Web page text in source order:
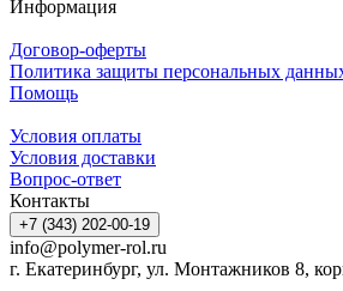
Информация
Договор-оферты
Политика защиты персональных
Помощь
Условия оплаты
Условия доставки
Вопрос-ответ
Контакты
+7 (343) 202-00-19
info@polymer-rol.ru
г. Екатеринбург, ул. Монтажников 8,